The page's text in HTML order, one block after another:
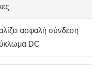
ασφαλή σύνδεση
DC